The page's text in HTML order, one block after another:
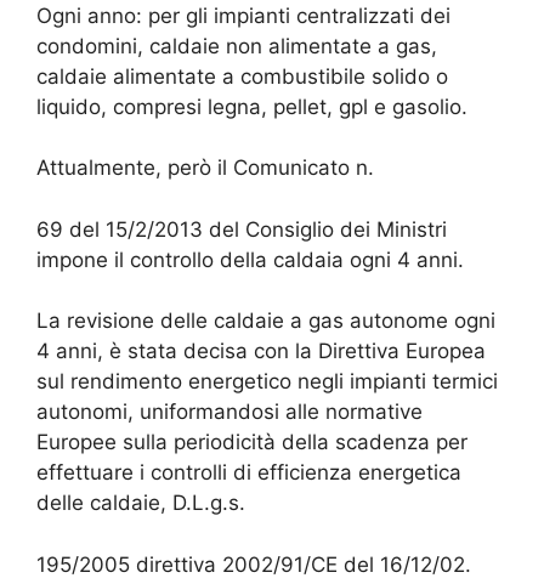
Ogni anno: per gli impianti centralizzati dei
condomini, caldaie non alimentate a gas,
caldaie alimentate a combustibile solido o
liquido, compresi legna, pellet, gpl e gasolio.
Attualmente, però il Comunicato n.
69 del 15/2/2013 del Consiglio dei Ministri
impone il controllo della caldaia ogni 4 anni.
La revisione delle caldaie a gas autonome ogni
4 anni, è stata decisa con la Direttiva Europea
sul rendimento energetico negli impianti termici
autonomi, uniformandosi alle normative
Europee sulla periodicità della scadenza per
effettuare i controlli di efficienza energetica
delle caldaie, D.L.g.s.
195/2005 direttiva 2002/91/CE del 16/12/02.